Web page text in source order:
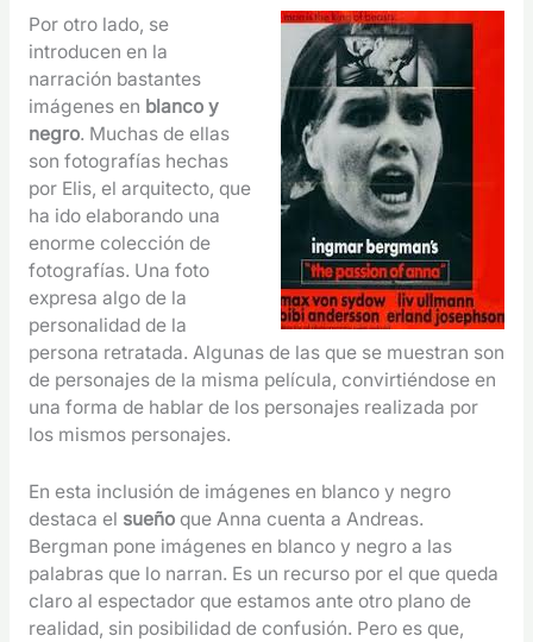
Por otro lado, se
introducen en la
narración bastantes
imágenes en blanco y
negro. Muchas de ellas
son fotografías hechas
por Elis, el arquitecto, que
ha ido elaborando una
enorme colección de
fotografías. Una foto
expresa algo de la
personalidad de la
persona retratada. Algunas de las que se muestran son
de personajes de la misma película, convirtiéndose en
una forma de hablar de los personajes realizada por
los mismos personajes.
En esta inclusión de imágenes en blanco y negro
destaca el sueño que Anna cuenta a Andreas.
Bergman pone imágenes en blanco y negro a las
palabras que lo narran. Es un recurso por el que queda
claro al espectador que estamos ante otro plano de
realidad, sin posibilidad de confusión. Pero es que,